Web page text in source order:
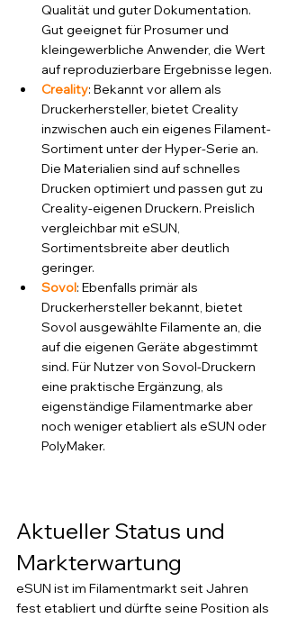
Qualität und guter Dokumentation.
Gut geeignet für Prosumer und
kleingewerbliche Anwender, die Wert
auf reproduzierbare Ergebnisse legen.
Creality: Bekannt vor allem als
Druckerhersteller, bietet Creality
inzwischen auch ein eigenes Filament-
Sortiment unter der Hyper-Serie an.
Die Materialien sind auf schnelles
Drucken optimiert und passen gut zu
Creality-eigenen Druckern. Preislich
vergleichbar mit eSUN,
Sortimentsbreite aber deutlich
geringer.
Sovol: Ebenfalls primär als
Druckerhersteller bekannt, bietet
Sovol ausgewählte Filamente an, die
auf die eigenen Geräte abgestimmt
sind. Für Nutzer von Sovol-Druckern
eine praktische Ergänzung, als
eigenständige Filamentmarke aber
noch weniger etabliert als eSUN oder
PolyMaker.
Aktueller Status und
Markterwartung
eSUN ist im Filamentmarkt seit Jahren
fest etabliert und dürfte seine Position als